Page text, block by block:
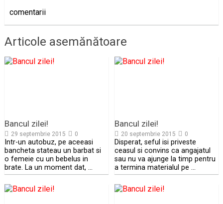
comentarii
Articole asemănătoare
Bancul zilei!
29 septembrie 2015 0
Intr-un autobuz, pe aceeasi
bancheta stateau un barbat si
o femeie cu un bebelus in
brate. La un moment dat, …
Bancul zilei!
20 septembrie 2015 0
Disperat, seful isi priveste
ceasul si convins ca angajatul
sau nu va ajunge la timp pentru
a termina materialul pe …